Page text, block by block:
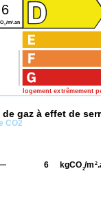
logement extrêmement
6
2 /m2 .an
gaz à effet de
CO2
kgCO2/m 2
6